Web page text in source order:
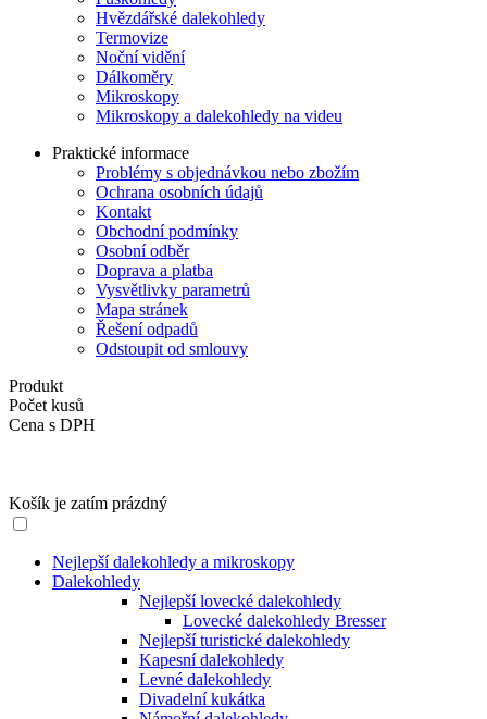
Hvězdářské dalekohledy
Termovize
Noční vidění
Dálkoměry
Mikroskopy
Mikroskopy a dalekohledy na videu
Praktické informace
Problémy s objednávkou nebo zbožím
Ochrana osobních údajů
Kontakt
Obchodní podmínky
Osobní odběr
Doprava a platba
Vysvětlivky parametrů
Mapa stránek
Řešení odpadů
Odstoupit od smlouvy
Produkt
Počet kusů
Cena s DPH
Košík je zatím prázdný
Nejlepší dalekohledy a mikroskopy
Dalekohledy
Nejlepší lovecké dalekohledy
Lovecké dalekohledy Bresser
Nejlepší turistické dalekohledy
Kapesní dalekohledy
Levné dalekohledy
Divadelní kukátka